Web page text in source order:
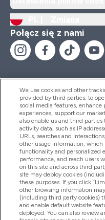
Połącz się z nami
Pomoc I Informacja
Produkty
Informacje O Firmie
Okazje W Myprotein
We use cookies and other
provided by third parties, to
social media features, enhance
experiences, support our
also enable us and third parties
activity data, such as IP
URLs, searches and
other usage information, which
functionality and personalized
performance, and reach users
on this site and across third
site may deploy cookies
these purposes. If you click
other browsing information
(including third party cookies)
and enable default website
deployed. You can also review